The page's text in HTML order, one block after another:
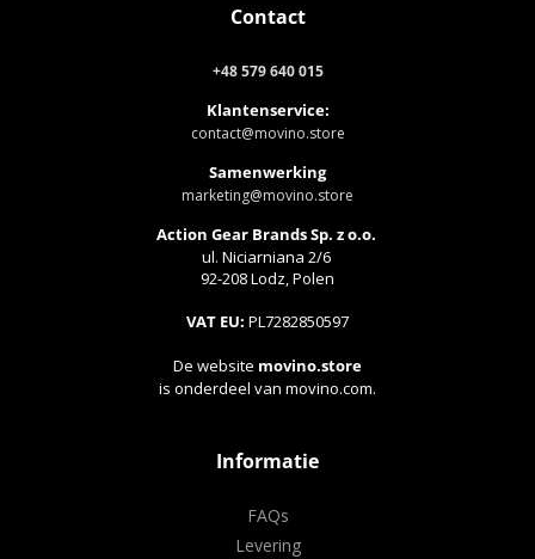
Contact
+48 579 640 015
Klantenservice:
contact@movino.store
Samenwerking
marketing@movino.store
Action Gear Brands Sp. z o.o.
ul. Niciarniana 2/6
92-208 Lodz, Polen
VAT EU: PL7282850597
De website movino.store
is onderdeel van movino.com.
Informatie
FAQs
Levering